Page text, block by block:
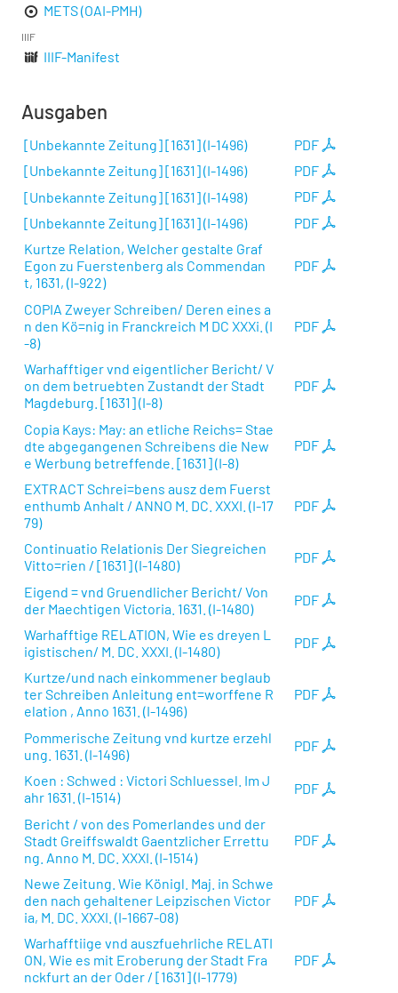
METS (OAI-PMH)
IIIF
IIIF-Manifest
Ausgaben
PDF
[Unbekannte Zeitung] [1631] (I-1496)
PDF
[Unbekannte Zeitung] [1631] (I-1496)
PDF
[Unbekannte Zeitung] [1631] (I-1498)
PDF
[Unbekannte Zeitung] [1631] (I-1496)
PDF
Kurtze Relation, Welcher gestalte Graf
Egon zu Fuerstenberg als Commendan
t, 1631, (I-922)
PDF
COPIA Zweyer Schreiben/ Deren eines a
n den Kö=nig in Franckreich M DC XXXi. (I
-8)
PDF
Warhafftiger vnd eigentlicher Bericht/ V
on dem betruebten Zustandt der Stadt
Magdeburg. [1631] (I-8)
PDF
Copia Kays: May: an etliche Reichs= Stae
dte abgegangenen Schreibens die New
e Werbung betreffende. [1631] (I-8)
PDF
EXTRACT Schrei=bens ausz dem Fuerst
enthumb Anhalt / ANNO M. DC. XXXI. (I-17
79)
PDF
Continuatio Relationis Der Siegreichen
Vitto=rien / [1631] (I-1480)
PDF
Eigend = vnd Gruendlicher Bericht/ Von
der Maechtigen Victoria. 1631. (I-1480)
PDF
Warhafftige RELATION, Wie es dreyen L
igistischen/ M. DC. XXXI. (I-1480)
PDF
Kurtze/und nach einkommener beglaub
ter Schreiben Anleitung ent=worffene R
elation , Anno 1631. (I-1496)
PDF
Pommerische Zeitung vnd kurtze erzehl
ung. 1631. (I-1496)
PDF
Koen : Schwed : Victori Schluessel. Im J
ahr 1631. (I-1514)
PDF
Bericht / von des Pomerlandes und der
Stadt Greiffswaldt Gaentzlicher Errettu
ng. Anno M. DC. XXXI. (I-1514)
PDF
Newe Zeitung. Wie Königl. Maj. in Schwe
den nach gehaltener Leipzischen Victor
ia, M. DC. XXXI. (I-1667-08)
PDF
Warhafftiige vnd auszfuehrliche RELATI
ON, Wie es mit Eroberung der Stadt Fra
nckfurt an der Oder / [1631] (I-1779)